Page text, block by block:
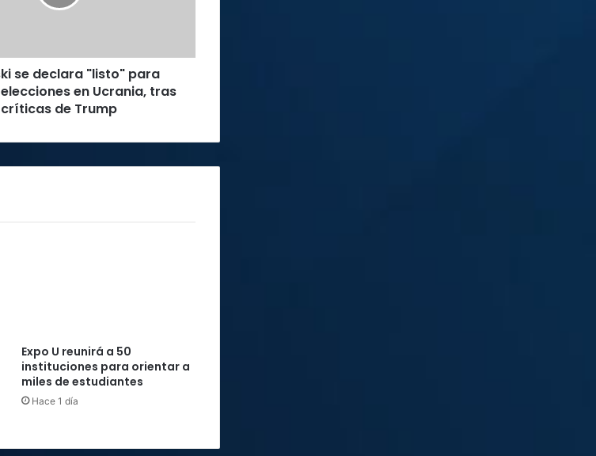
se declara "listo" para
en Ucrania, tras
críticas de Trump
Expo U reunirá a 50
instituciones para orientar a
miles de estudiantes
Hace 1 día